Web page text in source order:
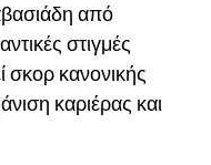
από
στιγμές
σκορ κανονικής
καριέρας και